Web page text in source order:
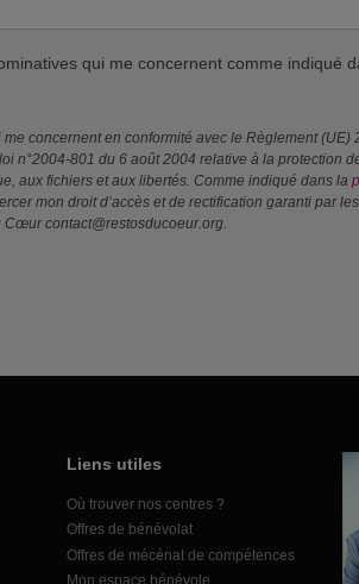
qui me concernent comme indiqué
concernent en conformité avec le Règlement (UE)
n°2004-801 du 6 août 2004 relative à la protection
aux fichiers et aux libertés. Comme indiqué dans la
mon droit d’accès et de rectification garanti par
contact@restosducoeur.org.
Liens utiles
Où trouver nos centres ?
Offres de bénévolat
Offres de mécénat de compétences
Mon espace bénévole